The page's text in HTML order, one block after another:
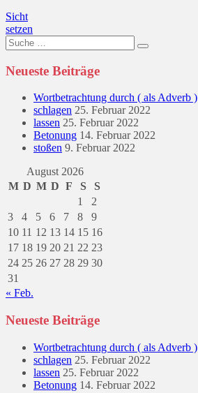
Beitragsnavigation
Sicht
setzen
Suche
nach:
Neueste Beiträge
Wortbetrachtung durch ( als Adverb )
schlagen 25. Februar 2022
lassen 25. Februar 2022
Betonung 14. Februar 2022
stoßen 9. Februar 2022
August 2026
M D M D F S
S
1
2
3
4 5 6 7 8
9
10 11 12 13 14 15 16
17 18 19 20 21 22 23
24 25 26 27 28 29 30
31
« Feb.
Neueste Beiträge
Wortbetrachtung durch ( als Adverb )
schlagen 25. Februar 2022
lassen 25. Februar 2022
Betonung 14. Februar 2022